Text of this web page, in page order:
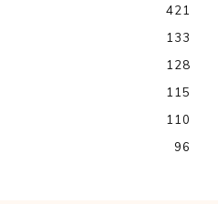
421
133
128
115
110
96